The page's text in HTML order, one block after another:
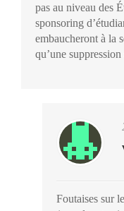
pas au niveau des
sponsoring
embaucheront à la
qu’une
Foutaises sur